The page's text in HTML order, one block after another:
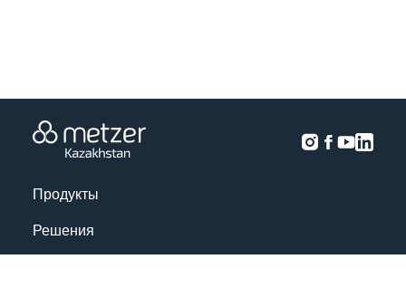
Продукты
Решения